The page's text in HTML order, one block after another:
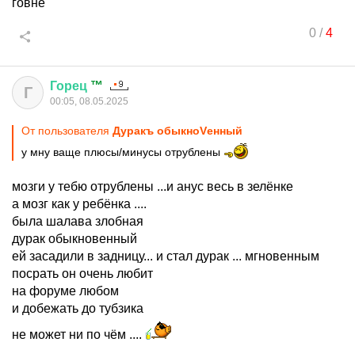
говне
0/4
Г Горец ™
00:05, 08.05.2025
От пользователя Дуракъ обыкноVенный
у мну ваще плюсы/минусы отрублены
мозги у тебю отрублены ...и анус весь в зелёнке
а мозг как у ребёнка ....
была шалава злобная
дурак обыкновенный
ей засадили в задницу... и стал дурак ... мгновенным
посрать он очень любит
на форуме любом
и добежать до тубзика
не может ни по чём ....